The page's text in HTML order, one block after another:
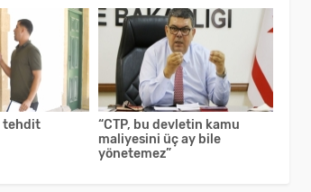
tehdit
“CTP, bu devletin kamu
maliyesini üç ay bile
yönetemez”